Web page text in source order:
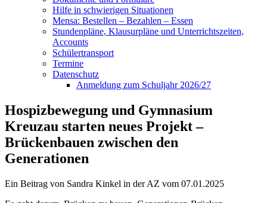
Hilfe in schwierigen Situationen
Mensa: Bestellen – Bezahlen – Essen
Stundenpläne, Klausurpläne und Unterrichtszeiten,
Accounts
Schülertransport
Termine
Datenschutz
Anmeldung zum Schuljahr 2026/27
Hospizbewegung und Gymnasium
Kreuzau starten neues Projekt –
Brückenbauen zwischen den
Generationen
Ein Beitrag von Sandra Kinkel in der AZ vom 07.01.2025